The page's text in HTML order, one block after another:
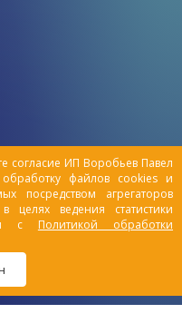
согласие ИП Воробьев Павел
файлов cookies и
посредством агрегаторов
в целях ведения статистики
с Политикой обработки